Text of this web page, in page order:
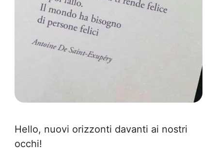
Hello, nuovi orizzonti davanti ai nostri
occhi!